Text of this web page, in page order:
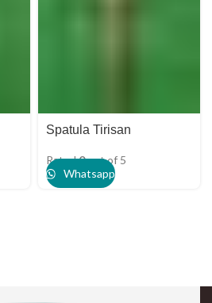
Spatula Tirisan
Rated0out of 5
Whatsapp